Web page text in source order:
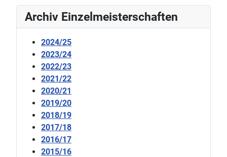
Archiv Einzelmeisterschaften
2024/25
2023/24
2022/23
2021/22
2020/21
2019/20
2018/19
2017/18
2016/17
2015/16